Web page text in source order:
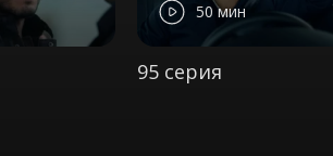
50 мин
95 серия